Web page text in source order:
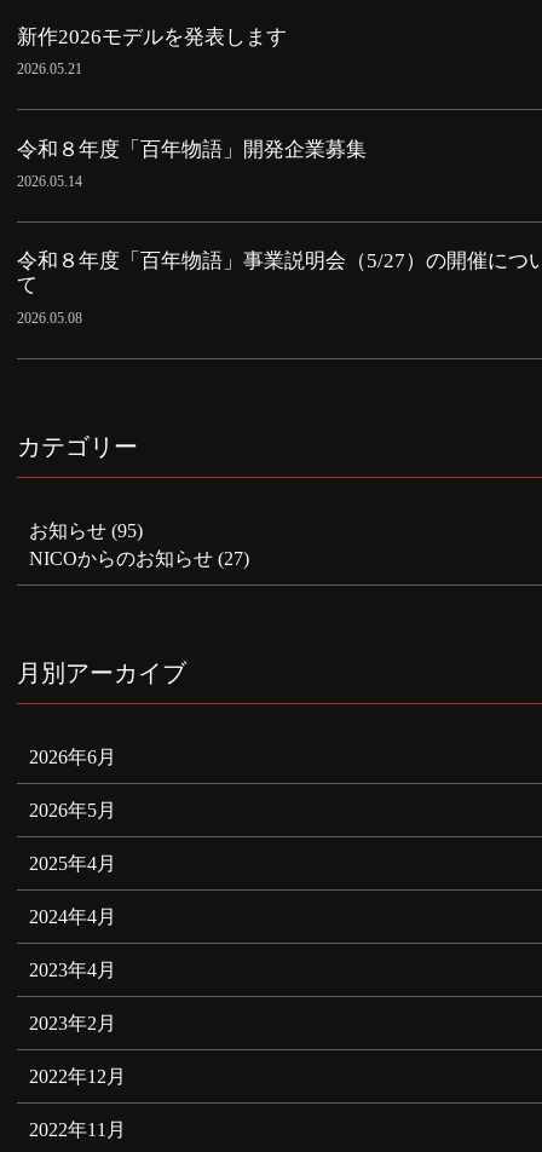
新作2026モデルを発表します
2026.05.21
令和８年度「百年物語」開発企業募集
2026.05.14
令和８年度「百年物語」事業説明会（5/27）の開催につ
て
2026.05.08
カテゴリー
お知らせ (95)
NICOからのお知らせ (27)
月別アーカイブ
2026年6月
2026年5月
2025年4月
2024年4月
2023年4月
2023年2月
2022年12月
2022年11月